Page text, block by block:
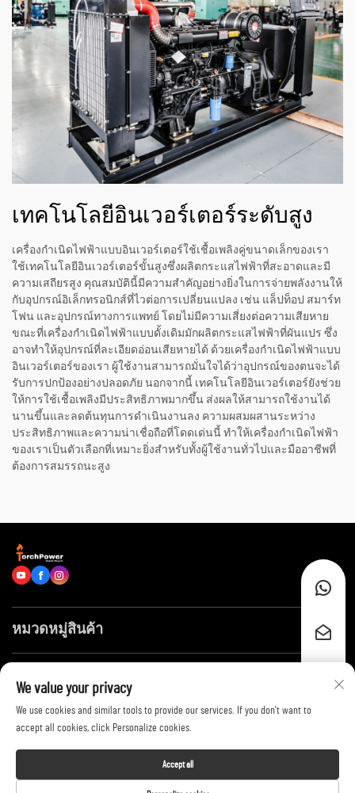
เทคโนโลยีอินเวอร์เตอร์ระดับสูง
เครื่องกำเนิดไฟฟ้าแบบอินเวอร์เตอร์ใช้เชื้อเพลิงคู่ขนาดเล็กของเรา
ใช้เทคโนโลยีอินเวอร์เตอร์ขั้นสูงซึ่งผลิตกระแสไฟฟ้าที่สะอาดและมี
ความเสถียรสูง คุณสมบัตินี้มีความสำคัญอย่างยิ่งในการจ่ายพลังงานให้
กับอุปกรณ์อิเล็กทรอนิกส์ที่ไวต่อการเปลี่ยนแปลง เช่น แล็ปท็อป สมาร์ท
โฟน และอุปกรณ์ทางการแพทย์ โดยไม่มีความเสี่ยงต่อความเสียหาย
ขณะที่เครื่องกำเนิดไฟฟ้าแบบดั้งเดิมมักผลิตกระแสไฟฟ้าที่ผันแปร ซึ่ง
อาจทำให้อุปกรณ์ที่ละเอียดอ่อนเสียหายได้ ด้วยเครื่องกำเนิดไฟฟ้าแบบ
อินเวอร์เตอร์ของเรา ผู้ใช้งานสามารถมั่นใจได้ว่าอุปกรณ์ของตนจะได้
รับการปกป้องอย่างปลอดภัย นอกจากนี้ เทคโนโลยีอินเวอร์เตอร์ยังช่วย
ให้การใช้เชื้อเพลิงมีประสิทธิภาพมากขึ้น ส่งผลให้สามารถใช้งานได้
นานขึ้นและลดต้นทุนการดำเนินงานลง ความผสมผสานระหว่าง
ประสิทธิภาพและความน่าเชื่อถือที่โดดเด่นนี้ ทำให้เครื่องกำเนิดไฟฟ้า
ของเราเป็นตัวเลือกที่เหมาะยิ่งสำหรับทั้งผู้ใช้งานทั่วไปและมืออาชีพที่
ต้องการสมรรถนะสูง
หมวดหมู่สินค้า
ติดต่อเรา
We value your privacy
We use cookies and similar tools to provide our services. If you don't want to
accept all cookies, click Personalize cookies.
Accept all